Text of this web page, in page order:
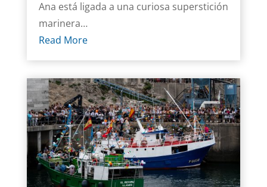
Ana está ligada a una curiosa superstición
marinera…
Read More